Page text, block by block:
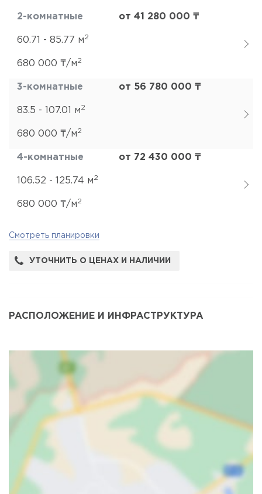
2-комнатные от 41 280 000 ₸
60.71 - 85.77 м2
680 000 ₸/м2
3-комнатные от 56 780 000 ₸
83.5 - 107.01 м2
680 000 ₸/м2
4-комнатные от 72 430 000 ₸
106.52 - 125.74 м2
680 000 ₸/м2
Смотреть планировки
УТОЧНИТЬ О ЦЕНАХ И НАЛИЧИИ
РАСПОЛОЖЕНИЕ И ИНФРАСТРУКТУРА